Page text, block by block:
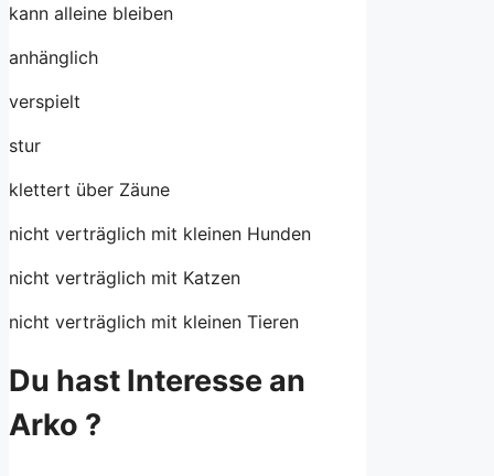
kann alleine bleiben
anhänglich
verspielt
stur
klettert über Zäune
nicht verträglich mit kleinen Hunden
nicht verträglich mit Katzen
nicht verträglich mit kleinen Tieren
Du hast Interesse an
Arko ?